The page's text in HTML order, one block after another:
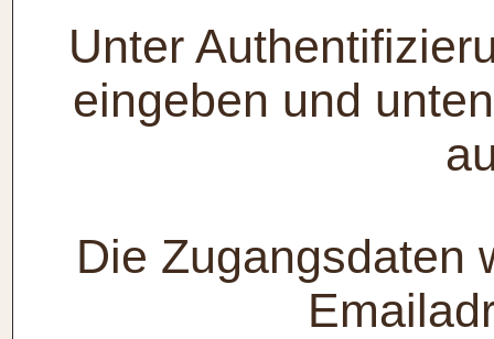
Unter
eingeben und
Die Zugangsdaten